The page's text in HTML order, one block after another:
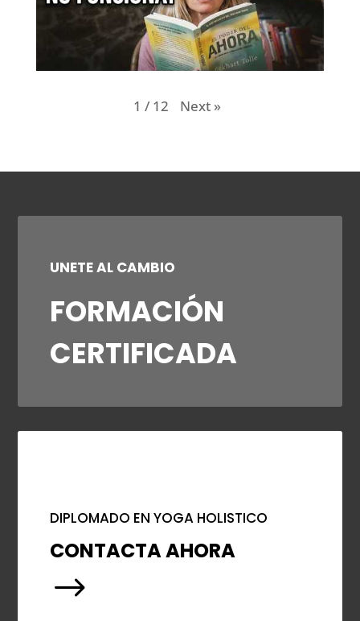
1 / 12 Next »
UNETE AL CAMBIO
FORMACIÓN
CERTIFICADA
DIPLOMADO EN YOGA HOLISTICO
CONTACTA AHORA
$